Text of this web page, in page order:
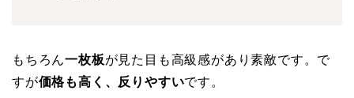
もちろん一枚板が見た目も高級感があり素敵です。で
すが価格も高く、反りやすいです。